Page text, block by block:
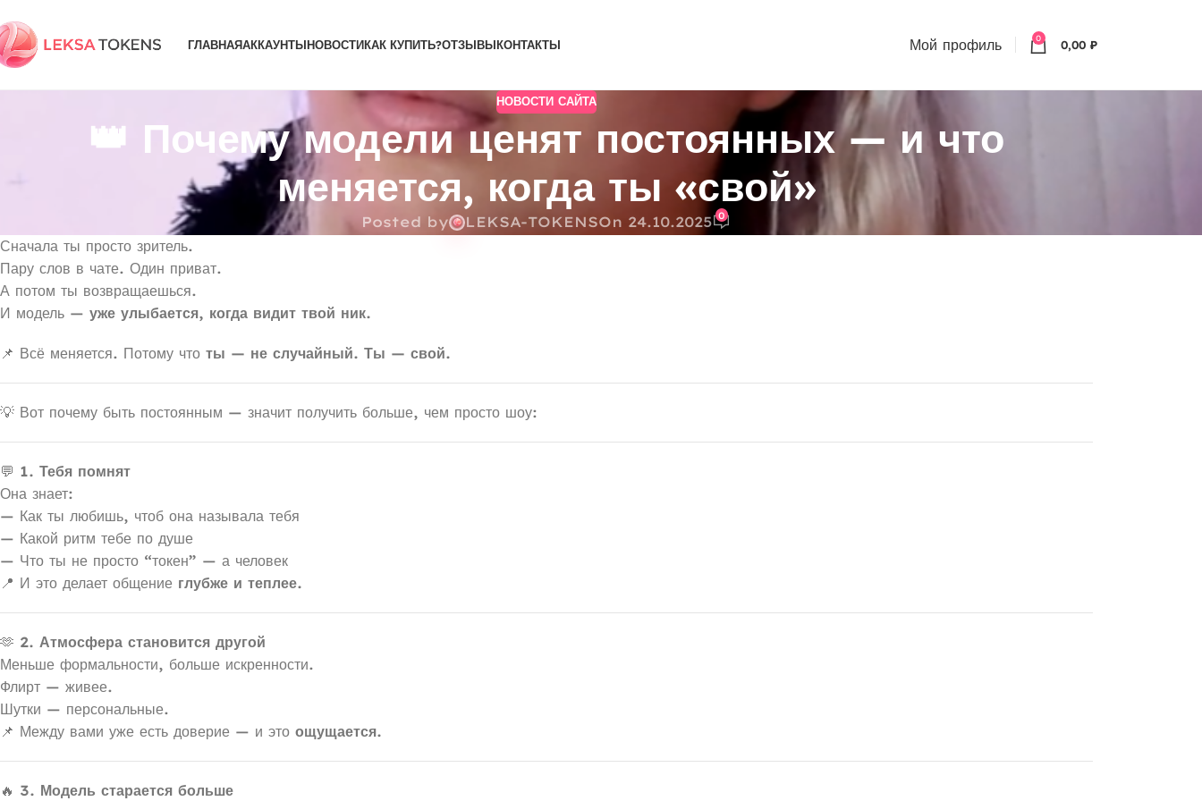
ГЛАВНАЯАККАУНТЫНОВОСТИКАК КУПИТЬ?ОТЗЫВЫКОНТАКТЫ Мой профиль 0 0,00 ₽
НОВОСТИ САЙТА
👑 Почему модели ценят постоянных — и что
меняется, когда ты «свой»
Posted by LEKSA-TOKENSOn 24.10.2025 0
Сначала ты просто зритель.
Пару слов в чате. Один приват.
А потом ты возвращаешься.
И модель — уже улыбается, когда видит твой ник.
📌 Всё меняется. Потому что ты — не случайный. Ты — свой.
💡 Вот почему быть постоянным — значит получить больше, чем просто шоу:
💬 1. Тебя помнят
Она знает:
— Как ты любишь, чтоб она называла тебя
— Какой ритм тебе по душе
— Что ты не просто “токен” — а человек
📍 И это делает общение глубже и теплее.
🫶 2. Атмосфера становится другой
Меньше формальности, больше искренности.
Флирт — живее.
Шутки — персональные.
📌 Между вами уже есть доверие — и это ощущается.
🔥 3. Модель старается больше